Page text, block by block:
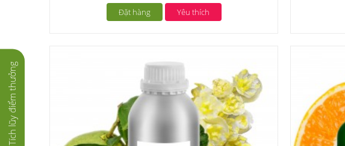
Đặt hàng Yêu thích
Tích lũy điểm thưởng